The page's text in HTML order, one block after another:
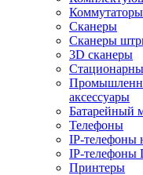
Коммутаторы
Сканеры
Сканеры
3D сканеры
аксессуары
Батарейный
Телефоны
IP-телефоны
IP-телефоны
Принтеры